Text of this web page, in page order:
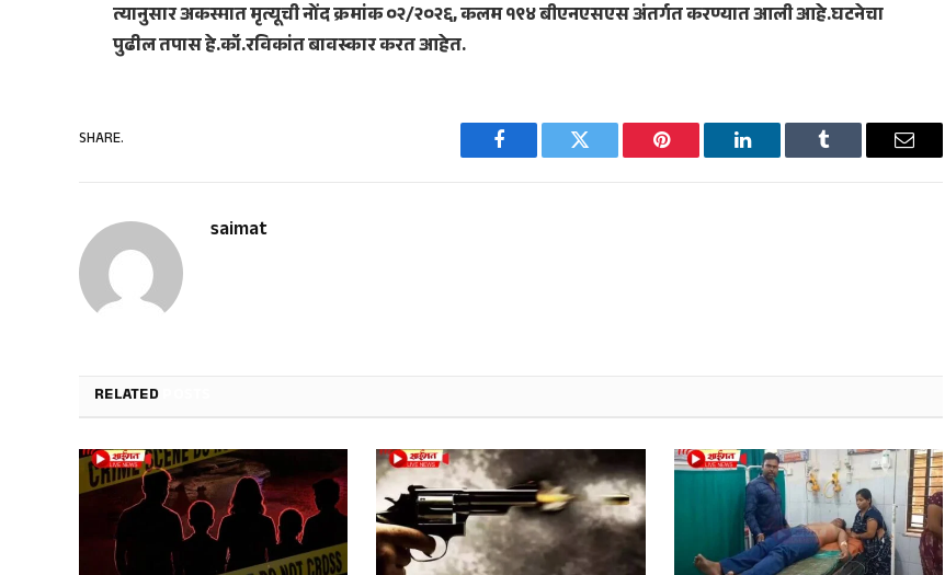
त्यानुसार अकस्मात मृत्यूची नोंद क्रमांक ०२/२०२६, कलम १९४ बीएनएसएस अंतर्गत करण्यात आली आहे.घटनेचा
पुढील तपास हे.कॉ.रविकांत बावस्कार करत आहेत.
SHARE.
Facebook Twitter Pinterest LinkedIn Tumblr Email
saimat
RELATED